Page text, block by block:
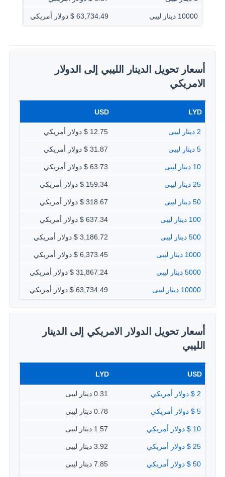
10000 دينار ليبى 63,734.49 $ دولار أمريكي
أسعار تحويل الدينار الليبي إلى الدولار
الامريكي
LYD
USD
2 دينار ليبى 12.75 $ دولار أمريكي
5 دينار ليبى 31.87 $ دولار أمريكي
10 دينار ليبى 63.73 $ دولار أمريكي
25 دينار ليبى 159.34 $ دولار أمريكي
50 دينار ليبى 318.67 $ دولار أمريكي
100 دينار ليبى 637.34 $ دولار أمريكي
500 دينار ليبى 3,186.72 $ دولار أمريكي
1000 دينار ليبى 6,373.45 $ دولار أمريكي
5000 دينار ليبى 31,867.24 $ دولار أمريكي
10000 دينار ليبى 63,734.49 $ دولار أمريكي
أسعار تحويل الدولار الامريكي إلى الدينار
الليبي
USD
LYD
2 $ دولار أمريكي 0.31 دينار ليبى
5 $ دولار أمريكي 0.78 دينار ليبى
10 $ دولار أمريكي 1.57 دينار ليبى
25 $ دولار أمريكي 3.92 دينار ليبى
50 $ دولار أمريكي 7.85 دينار ليبى